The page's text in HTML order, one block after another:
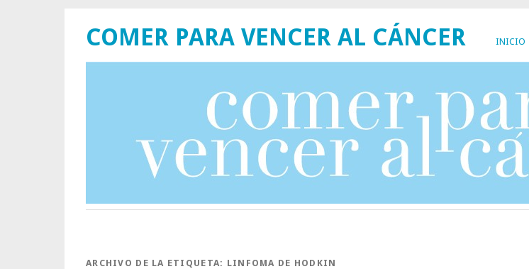
INICIO
COMER PARA VENCER AL CÁNCER
ARCHIVO DE LA ETIQUETA: LINFOMA DE HODKIN